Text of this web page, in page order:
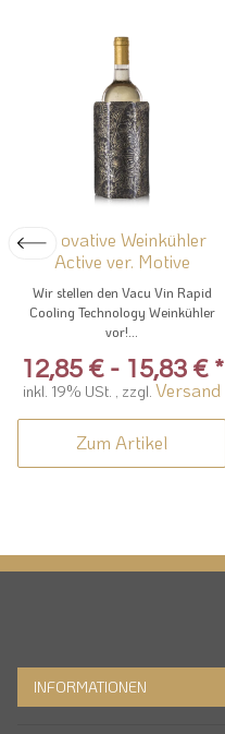
Innovative Weinkühler
Active ver. Motive
Wir stellen den Vacu Vin Rapid
Cooling Technology Weinkühler
vor!...
12,85 € - 15,83 € *
inkl. 19% USt. , zzgl. Versand
Zum Artikel
INFORMATIONEN